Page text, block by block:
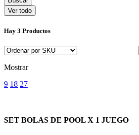
Ver todo
Hay 3 Productos
Mostrar
9 18 27
SET BOLAS DE POOL X 1 JUEGO